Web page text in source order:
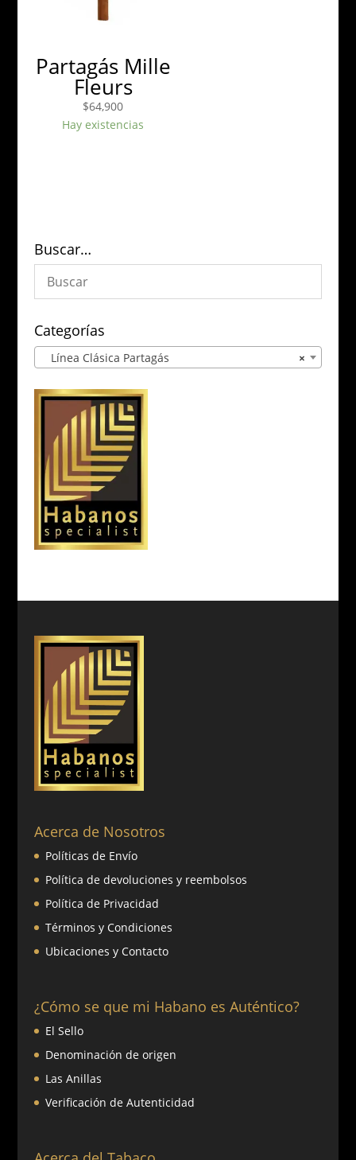
Partagás Mille
Fleurs
$64,900
Hay existencias
Buscar…
Categorías
×
Línea Clásica Partagás
Acerca de Nosotros
Políticas de Envío
Política de devoluciones y reembolsos
Política de Privacidad
Términos y Condiciones
Ubicaciones y Contacto
¿Cómo se que mi Habano es Auténtico?
El Sello
Denominación de origen
Las Anillas
Verificación de Autenticidad